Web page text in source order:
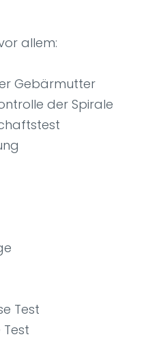
allem:
Gebärmutter
der Spirale
Test